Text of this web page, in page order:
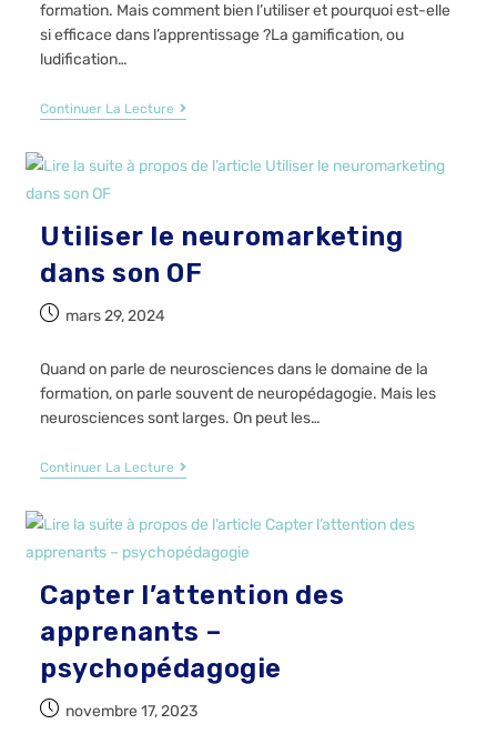
formation. Mais comment bien l’utiliser et pourquoi est-elle
si efficace dans l’apprentissage ?La gamification, ou
ludification…
Continuer La Lecture
Utiliser le neuromarketing
dans son OF
mars 29, 2024
Quand on parle de neurosciences dans le domaine de la
formation, on parle souvent de neuropédagogie. Mais les
neurosciences sont larges. On peut les…
Continuer La Lecture
Capter l’attention des
apprenants –
psychopédagogie
novembre 17, 2023